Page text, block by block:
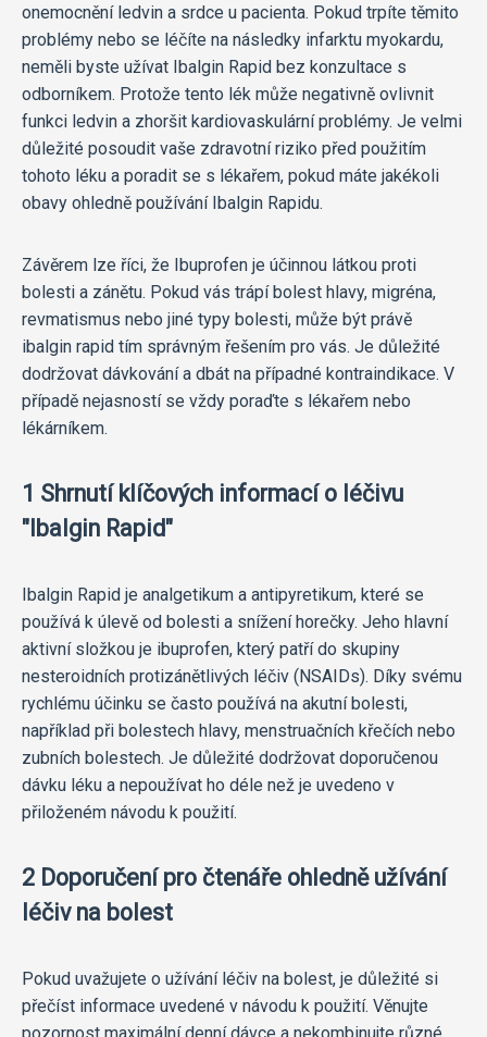
onemocnění ledvin a srdce u pacienta. Pokud trpíte těmito
problémy nebo se léčíte na následky infarktu myokardu,
neměli byste užívat Ibalgin Rapid bez konzultace s
odborníkem. Protože tento lék může negativně ovlivnit
funkci ledvin a zhoršit kardiovaskulární problémy. Je velmi
důležité posoudit vaše zdravotní riziko před použitím
tohoto léku a poradit se s lékařem, pokud máte jakékoli
obavy ohledně používání Ibalgin Rapidu.
Závěrem lze říci, že Ibuprofen je účinnou látkou proti
bolesti a zánětu. Pokud vás trápí bolest hlavy, migréna,
revmatismus nebo jiné typy bolesti, může být právě
ibalgin rapid tím správným řešením pro vás. Je důležité
dodržovat dávkování a dbát na případné kontraindikace. V
případě nejasností se vždy poraďte s lékařem nebo
lékárníkem.
1 Shrnutí klíčových informací o léčivu
"Ibalgin Rapid"
Ibalgin Rapid je analgetikum a antipyretikum, které se
používá k úlevě od bolesti a snížení horečky. Jeho hlavní
aktivní složkou je ibuprofen, který patří do skupiny
nesteroidních protizánětlivých léčiv (NSAIDs). Díky svému
rychlému účinku se často používá na akutní bolesti,
například při bolestech hlavy, menstruačních křečích nebo
zubních bolestech. Je důležité dodržovat doporučenou
dávku léku a nepoužívat ho déle než je uvedeno v
přiloženém návodu k použití.
2 Doporučení pro čtenáře ohledně užívání
léčiv na bolest
Pokud uvažujete o užívání léčiv na bolest, je důležité si
přečíst informace uvedené v návodu k použití. Věnujte